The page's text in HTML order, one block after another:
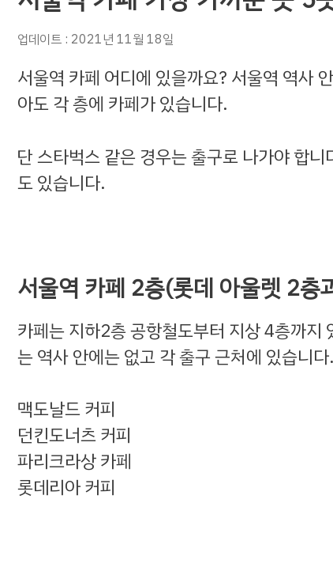
업데이트 : 2021년 11월 18일
서울역 카페 어디에 있을까요? 서울역 역사
아도 각 층에 카페가 있습니다.
단 스타벅스 같은 경우는 출구로 나가야 합
도 있습니다.
서울역 카페 2층(롯데 아울렛 2층
카페는 지하2층 공항철도부터 지상 4층까지
는 역사 안에는 없고 각 출구 근처에 있습니다.
맥도날드 커피
던킨도너츠 커피
파리크라상 카페
롯데리아 커피